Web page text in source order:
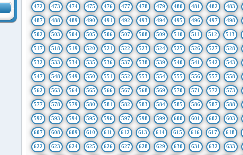
472 473 474 475 476 477 478 479 480 481 482 483
487 488 489 490 491 492 493 494 495 496 497 498
502 503 504 505 506 507 508 509 510 511 512 513
517 518 519 520 521 522 523 524 525 526 527 528
532 533 534 535 536 537 538 539 540 541 542 543
547 548 549 550 551 552 553 554 555 556 557 558
562 563 564 565 566 567 568 569 570 571 572 573
577 578 579 580 581 582 583 584 585 586 587 588
592 593 594 595 596 597 598 599 600 601 602 603
607 608 609 610 611 612 613 614 615 616 617 618
622 623 624 625 626 627 628 629 630 631 632 633